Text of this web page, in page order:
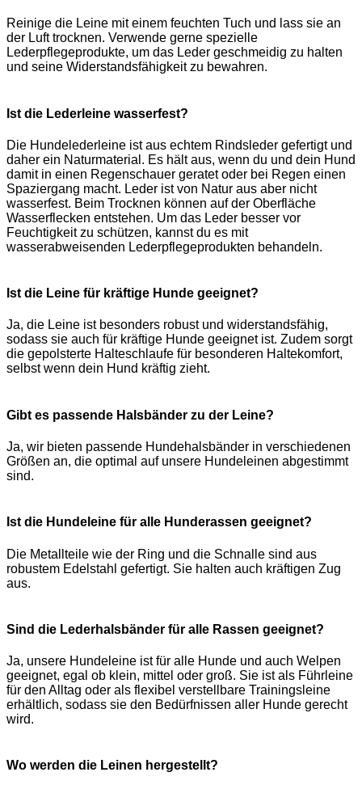
Reinige die Leine mit einem feuchten Tuch und lass sie an
der Luft trocknen. Verwende gerne spezielle
Lederpflegeprodukte, um das Leder geschmeidig zu halten
und seine Widerstandsfähigkeit zu bewahren.
Ist die Lederleine wasserfest?
Die Hundelederleine ist aus echtem Rindsleder gefertigt und
daher ein Naturmaterial. Es hält aus, wenn du und dein Hund
damit in einen Regenschauer geratet oder bei Regen einen
Spaziergang macht. Leder ist von Natur aus aber nicht
wasserfest. Beim Trocknen können auf der Oberfläche
Wasserflecken entstehen. Um das Leder besser vor
Feuchtigkeit zu schützen, kannst du es mit
wasserabweisenden Lederpflegeprodukten behandeln.
Ist die Leine für kräftige Hunde geeignet?
Ja, die Leine ist besonders robust und widerstandsfähig,
sodass sie auch für kräftige Hunde geeignet ist. Zudem sorgt
die gepolsterte Halteschlaufe für besonderen Haltekomfort,
selbst wenn dein Hund kräftig zieht.
Gibt es passende Halsbänder zu der Leine?
Ja, wir bieten passende Hundehalsbänder in verschiedenen
Größen an, die optimal auf unsere Hundeleinen abgestimmt
sind.
Ist die Hundeleine für alle Hunderassen geeignet?
Die Metallteile wie der Ring und die Schnalle sind aus
robustem Edelstahl gefertigt. Sie halten auch kräftigen Zug
aus.
Sind die Lederhalsbänder für alle Rassen geeignet?
Ja, unsere Hundeleine ist für alle Hunde und auch Welpen
geeignet, egal ob klein, mittel oder groß. Sie ist als Führleine
für den Alltag oder als flexibel verstellbare Trainingsleine
erhältlich, sodass sie den Bedürfnissen aller Hunde gerecht
wird.
Wo werden die Leinen hergestellt?